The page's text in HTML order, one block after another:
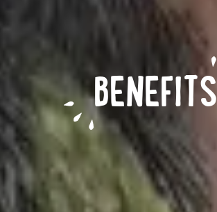
BENEFITS